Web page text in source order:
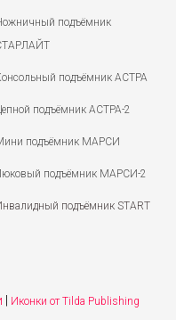
подъёмник
подъёмник АСТРА
подъёмник АСТРА-2
подъёмник МАРСИ
подъёмник МАРСИ-2
подъёмник START
Иконки от Tilda Publishing